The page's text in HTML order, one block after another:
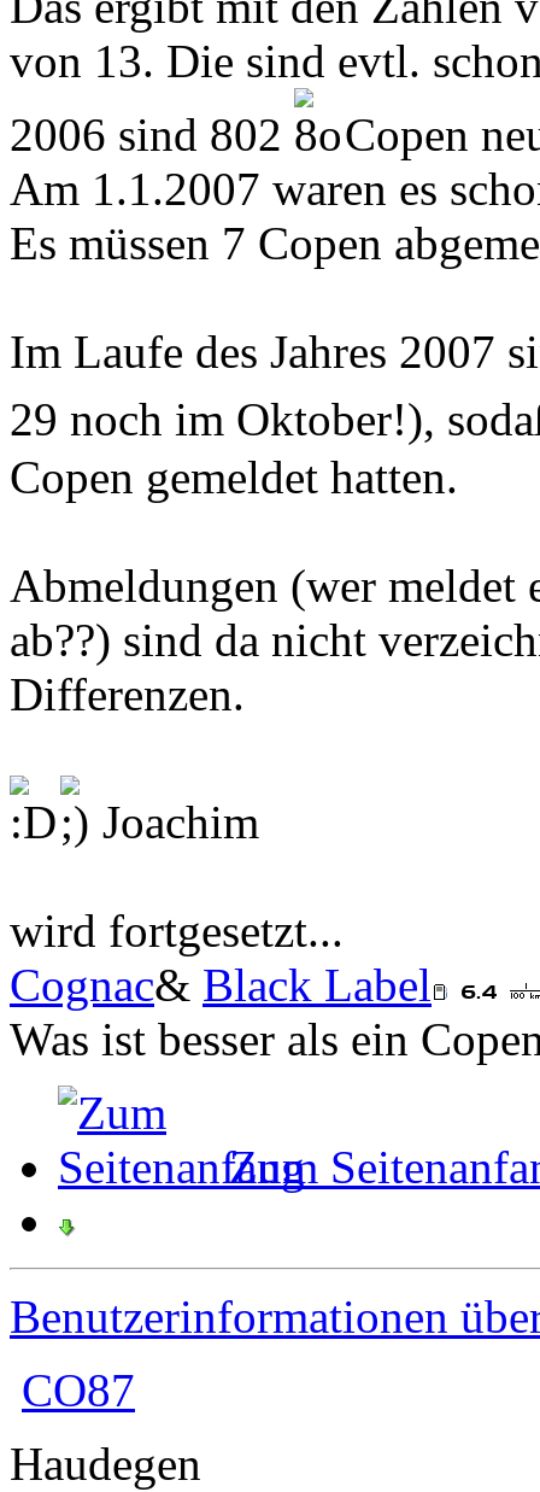
von 13. Die sind evtl.
2006 sind 802
Copen
Am 1.1.2007 waren es
Es müssen 7 Copen
Im Laufe des Jahres 2007
29 noch im Oktober!),
Copen gemeldet hatten.
Abmeldungen (wer meldet
ab??) sind da nicht
Differenzen.
Joachim
wird fortgesetzt...
Cognac& Black Label
Was ist besser als ein
Zum
Benutzerinformationen
CO87
Haudegen